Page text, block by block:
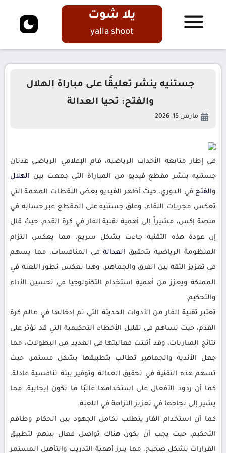
يلا شوت
yalla shoot
جستنيه ينشر تعليقًا على مباراة الهلال
والفتح: تحيا العدالة
مارس 15, 2026
في إطار متابعة الأحداث الرياضية، قام الإعلامي الرياضي عدنان
جستنيه بنشر مقطع فيديو من المباراة التي جمعت بين الهلال
والفتح في الدوري، حيث أظهر الفيديو بعض اللقطات المهمة التي
تعكس مجريات اللقاء، وعلق جستنيه على المقطع عبر حسابه في
منصة إكس، مشيراً إلى أهمية تقنية الفار في كرة القدم، حيث قال
إن عودة هذه التقنية جاءت بشكل سريع، مما يعكس التزام
المنظومة الرياضية بتحقيق العدالةفي المنافسات، مما يسهم
في تعزيز الثقة بين الفرق والجماهير، وهذا يعكس تطور اللعبة في
المملكة ويعزز من أهمية استخدام التكنولوجيا في تحسين الأداء
والتحكيم.
تعتبر تقنية الفار من الأدوات الحديثة التي تم إدخالها في عالم كرة
القدم، حيث تساهم في تقليل الأخطاء التحكيمية التي قد تؤثر على
نتائج المباريات، وقد أثبتت فعاليتها في العديد من البطولات، مما
جعل الأندية والجماهير تطالب بتطبيقها بشكل مستمر، حيث
تسهم هذه التقنية في تحقيق العدالة وتوفير بيئة تنافسية عادلة،
كما أن ردود الأفعال على استخدامها غالبًا ما تكون إيجابية، مما
يشير إلى نجاحها في تعزيز النزاهة في اللعبة.
كما أن استخدام الفار يتطلب تكامل الجهود بين الحكام وطاقم
التحكيم، حيث يجب أن يكون هناك تواصل فعال بينهم لتطبيق
القرارات بشكل صحيح، مما يبرز أهمية التدريب والتأهيل المستمر